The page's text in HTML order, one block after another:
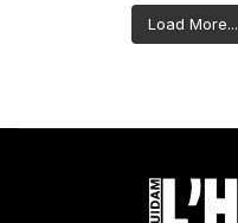
Load More...